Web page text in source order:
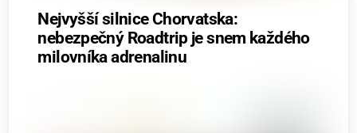
Nejvyšší silnice Chorvatska:
nebezpečný Roadtrip je snem každého
milovníka adrenalinu